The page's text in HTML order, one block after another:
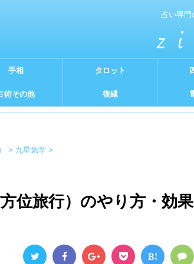
占い専門
手相 タロット
術その他 復縁
> 九星気学 >
位旅行）のやり方・効果
B!